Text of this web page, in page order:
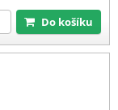
Do košíku